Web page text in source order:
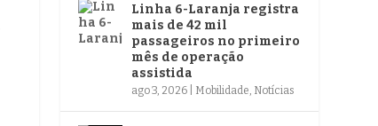
Linha 6-Laranja registra
mais de 42 mil
passageiros no primeiro
mês de operação
assistida
ago 3, 2026 Mobilidade, Notícias